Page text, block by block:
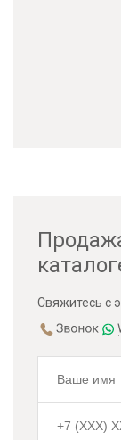
Свяжитесь с